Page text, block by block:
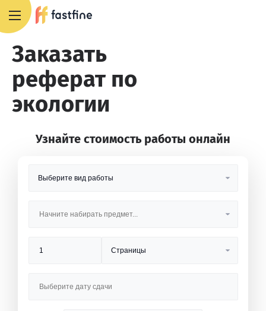
Заказать
реферат по
экологии
Узнайте стоимость работы онлайн